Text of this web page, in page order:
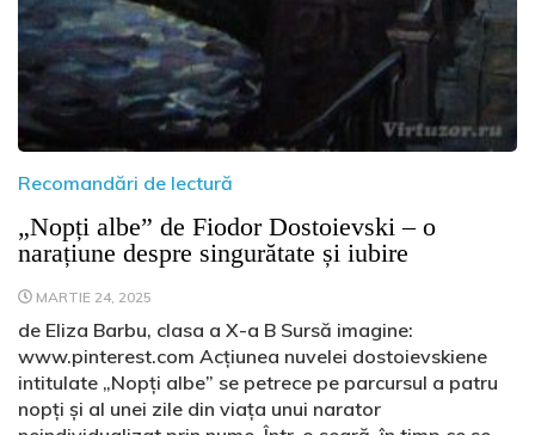
Recomandări de lectură
„Nopți albe” de Fiodor Dostoievski – o
narațiune despre singurătate și iubire
MARTIE 24, 2025
de Eliza Barbu, clasa a X-a B Sursă imagine:
www.pinterest.com Acțiunea nuvelei dostoievskiene
intitulate „Nopți albe” se petrece pe parcursul a patru
nopți și al unei zile din viața unui narator